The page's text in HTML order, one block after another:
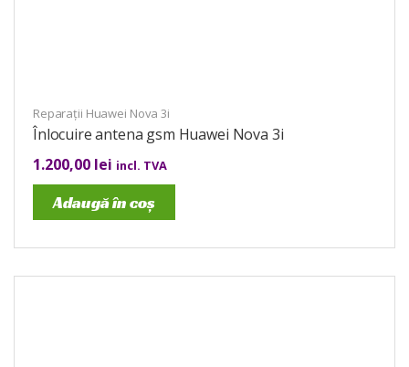
Reparații Huawei Nova 3i
Înlocuire antena gsm Huawei Nova 3i
1.200,00 lei incl. TVA
Adaugă în coș